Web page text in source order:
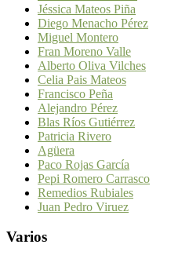
Jéssica Mateos Piña
Diego Menacho Pérez
Miguel Montero
Fran Moreno Valle
Alberto Oliva Vilches
Celia Pais Mateos
Francisco Peña
Alejandro Pérez
Blas Ríos Gutiérrez
Patricia Rivero
Agüera
Paco Rojas García
Pepi Romero Carrasco
Remedios Rubiales
Juan Pedro Viruez
Varios